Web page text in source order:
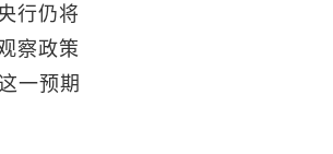
行仍将
察政策
一预期